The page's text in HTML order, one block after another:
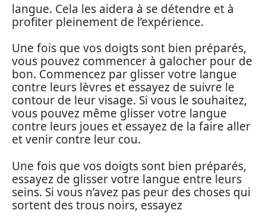
langue. Cela les aidera à se détendre et à
profiter pleinement de l’expérience.
Une fois que vos doigts sont bien préparés,
vous pouvez commencer à galocher pour de
bon. Commencez par glisser votre langue
contre leurs lèvres et essayez de suivre le
contour de leur visage. Si vous le souhaitez,
vous pouvez même glisser votre langue
contre leurs joues et essayez de la faire aller
et venir contre leur cou.
Une fois que vos doigts sont bien préparés,
essayez de glisser votre langue entre leurs
seins. Si vous n’avez pas peur des choses qui
sortent des trous noirs, essayez